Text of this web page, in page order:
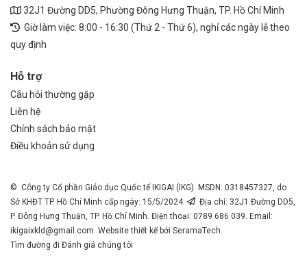
32J1 Đường DD5, Phường Đông Hưng Thuận, TP. Hồ Chí Minh
Giờ làm việc: 8:00 - 16:30 (Thứ 2 - Thứ 6), nghỉ các ngày lễ theo
quy định
Hỗ trợ
Câu hỏi thường gặp
Liên hệ
Chính sách bảo mật
Điều khoản sử dụng
© Công ty Cổ phần Giáo dục Quốc tế IKIGAI (IKG). MSDN: 0318457327, do
Sở KHĐT TP. Hồ Chí Minh cấp ngày: 15/5/2024.
Địa chỉ: 32J1 Đường DD5,
P. Đông Hưng Thuận, TP. Hồ Chí Minh. Điện thoại: 0789 686 039. Email:
ikigaixkld@gmail.com . Website thiết kế bởi SeramaTech.
Tìm đường đi Đánh giá chúng tôi